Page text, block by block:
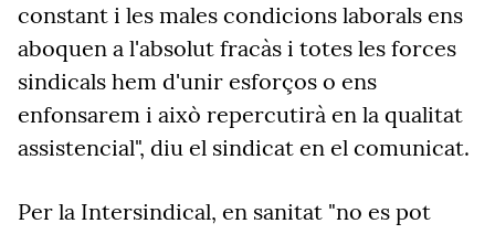
constant i les males condicions laborals ens
aboquen a l'absolut fracàs i totes les forces
sindicals hem d'unir esforços o ens
enfonsarem i això repercutirà en la qualitat
assistencial", diu el sindicat en el comunicat.
Per la Intersindical, en sanitat "no es pot